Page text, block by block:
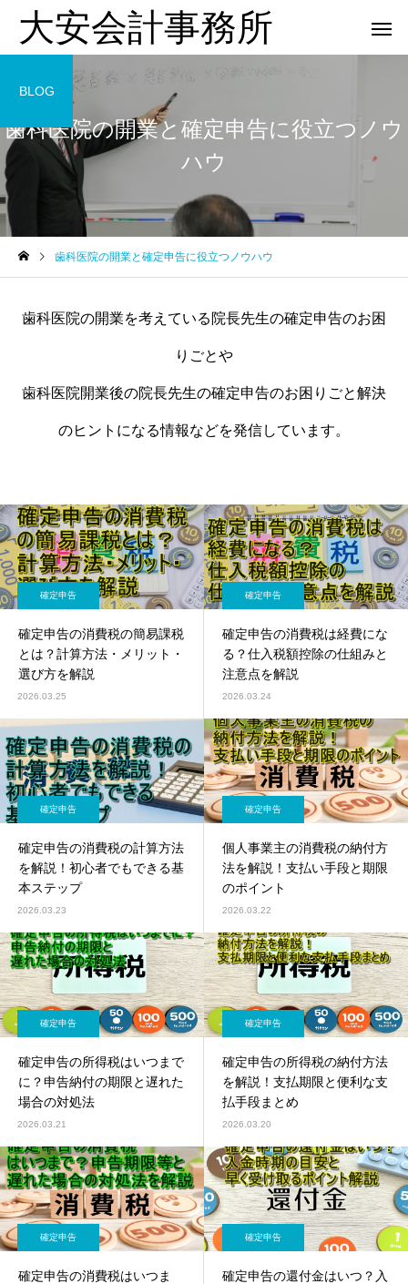
大安会計事務所
歯科医院の税理士相談｜相
りやすく解説
歯科医院の決算相談｜
やさしく解説
歯科医院の開業と確定申告に役立つノウ
ハウ
BLOG
歯科医院の開業と確定申告に役立つノウハウ
歯科医院の開業を考えている院長先生の確定申告のお困
りごとや
歯科医院開業後の院長先生の確定申告のお困りごと解決
のヒントになる情報などを発信しています。
確定申告
確定申告の消費税の簡易課税
とは？計算方法・メリット・
選び方を解説
2026.03.25
確定申告
確定申告の消費税は経費にな
る？仕入税額控除の仕組みと
注意点を解説
2026.03.24
確定申告
確定申告の消費税の計算方法
を解説！初心者でもできる基
本ステップ
2026.03.23
確定申告
個人事業主の消費税の納付方
法を解説！支払い手段と期限
のポイント
2026.03.22
確定申告
確定申告の所得税はいつまで
に？申告納付の期限と遅れた
場合の対処法
2026.03.21
確定申告
確定申告の所得税の納付方法
を解説！支払期限と便利な支
払手段まとめ
2026.03.20
確定申告
確定申告の消費税はいつま
確定申告
確定申告の還付金はいつ？入